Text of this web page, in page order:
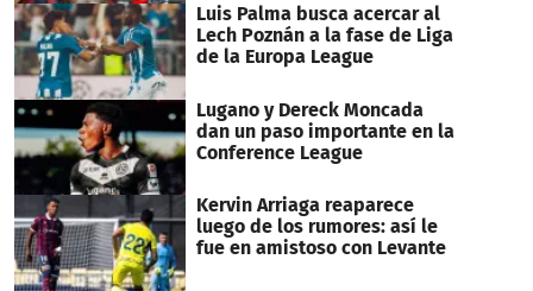
Luis Palma busca acercar al
Lech Poznán a la fase de Liga
de la Europa League
Lugano y Dereck Moncada
dan un paso importante en la
Conference League
Kervin Arriaga reaparece
luego de los rumores: así le
fue en amistoso con Levante